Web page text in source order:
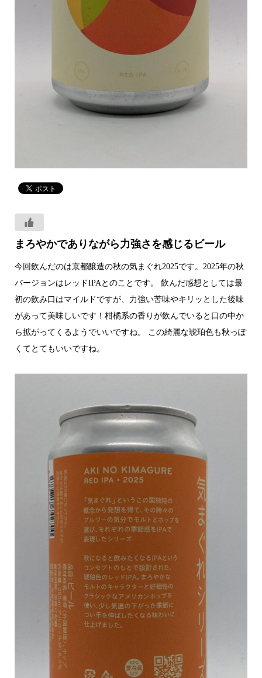
まろやかでありながら力強さを感じるビール
今回飲んだのは京都醸造の秋の気まぐれ2025です。2025年の秋
バージョンはレッドIPAとのことです。 飲んだ感想としては最
初の飲み口はマイルドですが、力強い苦味やキリッとした後味
があって美味しいです！柑橘系の香りが飲んでいると口の中か
ら拡がってくるようでいいですね。 この綺麗な琥珀色も秋っぽ
くてとてもいいですね。